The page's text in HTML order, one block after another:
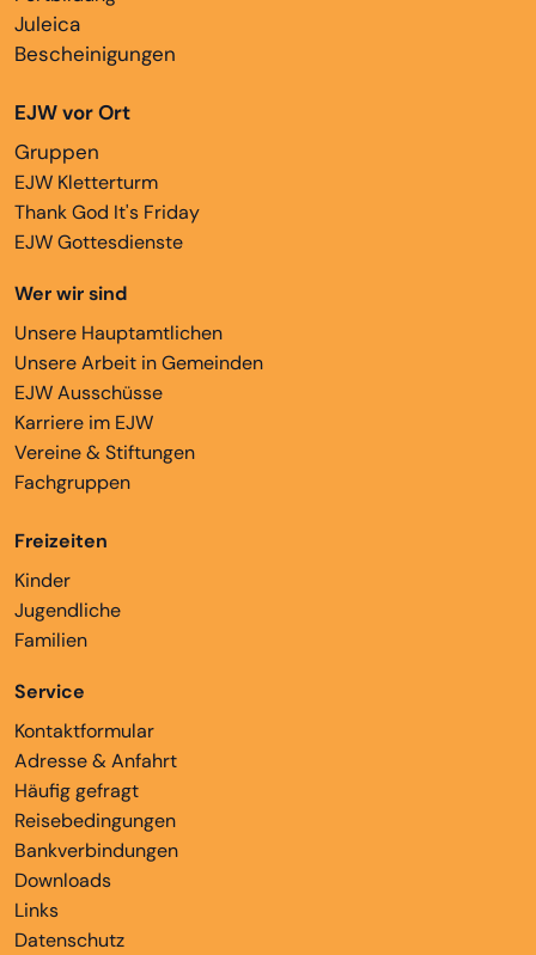
Juleica
Bescheinigungen
EJW vor Ort
Gruppen
EJW Kletterturm
Thank God It's Friday
EJW Gottesdienste
Wer wir sind
Unsere Hauptamtlichen
Unsere Arbeit in Gemeinden
EJW Ausschüsse
Karriere im EJW
Vereine & Stiftungen
Fachgruppen
Freizeiten
Kinder
Jugendliche
Familien
Service
Kontaktformular
Adresse & Anfahrt
Häufig gefragt
Reisebedingungen
Bankverbindungen
Downloads
Links
Datenschutz